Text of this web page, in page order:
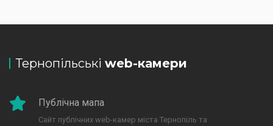
Тернопільські web-камери
Публічна мапа
Сайт публічних web-камер міста Тернопіль та